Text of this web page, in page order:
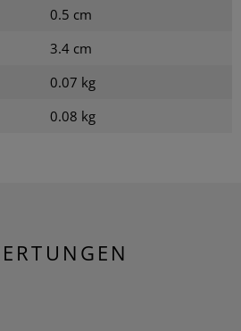
0.5 cm
3.4 cm
0.07 kg
0.08 kg